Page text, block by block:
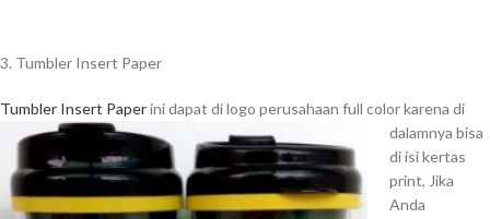
3. Tumbler Insert Paper
Tumbler Insert Paperini dapat di logo perusahaan full color karena di
dalamnya bisa
di isi kertas
print, Jika
Anda